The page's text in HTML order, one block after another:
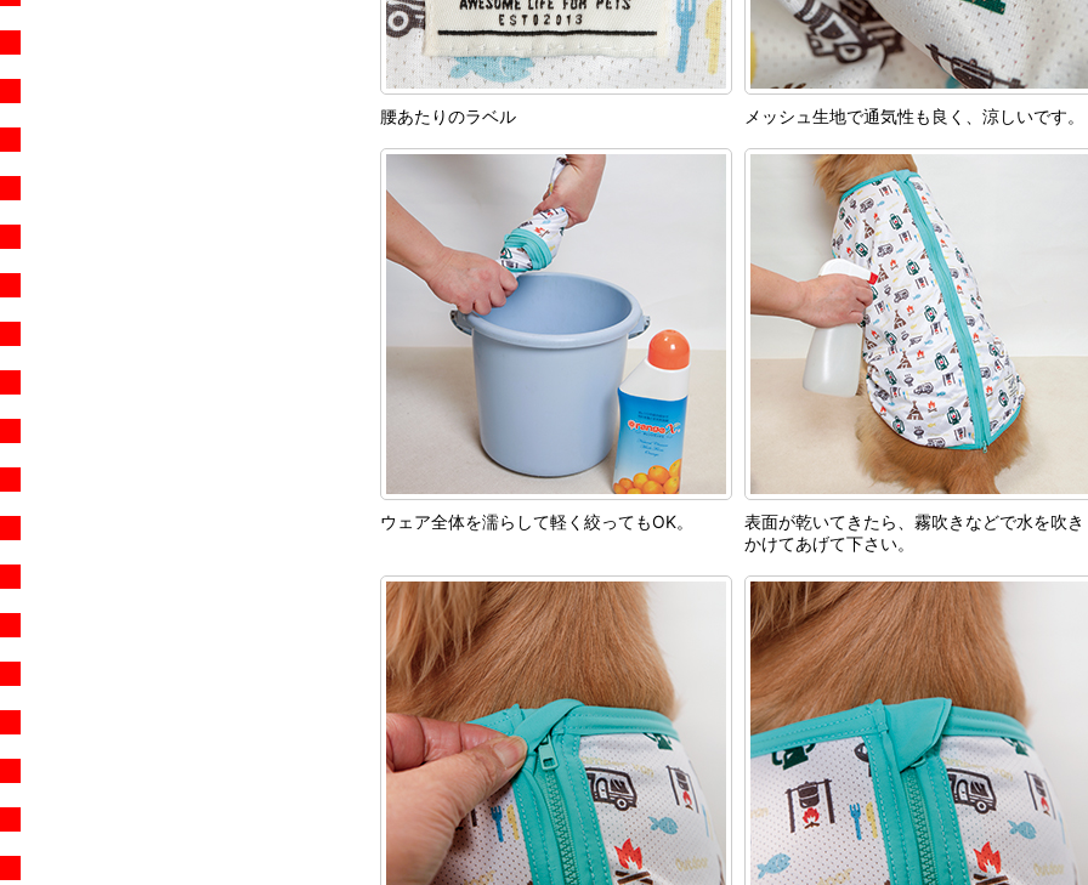
腰あたりのラベル メッシュ生地で通気性も良く、涼しいです。
ウェア全体を濡らして軽く絞ってもOK。
表面が乾いてきたら、霧吹きなどで水を吹き
かけてあげて下さい。